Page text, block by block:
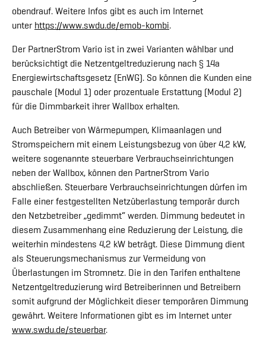
obendrauf. Weitere Infos gibt es auch im Internet
unterhttps://www.swdu.de/emob-kombi.
Der PartnerStrom Vario ist in zwei Varianten wählbar und
berücksichtigt die Netzentgeltreduzierung nach § 14a
Energiewirtschaftsgesetz (EnWG). So können die Kunden eine
pauschale (Modul 1) oder prozentuale Erstattung (Modul 2)
für die Dimmbarkeit ihrer Wallbox erhalten.
Auch Betreiber von Wärmepumpen, Klimaanlagen und
Stromspeichern mit einem Leistungsbezug von über 4,2 kW,
weitere sogenannte steuerbare Verbrauchseinrichtungen
neben der Wallbox, können den PartnerStrom Vario
abschließen. Steuerbare Verbrauchseinrichtungen dürfen im
Falle einer festgestellten Netzüberlastung temporär durch
den Netzbetreiber „gedimmt“ werden. Dimmung bedeutet in
diesem Zusammenhang eine Reduzierung der Leistung, die
weiterhin mindestens 4,2 kW beträgt. Diese Dimmung dient
als Steuerungsmechanismus zur Vermeidung von
Überlastungen im Stromnetz. Die in den Tarifen enthaltene
Netzentgeltreduzierung wird Betreiberinnen und Betreibern
somit aufgrund der Möglichkeit dieser temporären Dimmung
gewährt. Weitere Informationen gibt es im Internet unter
www.swdu.de/steuerbar.